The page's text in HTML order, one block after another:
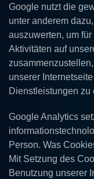
Google nutzt die
unter anderem
auszuwerten, um
Aktivitäten auf
unserer
Dienstleistungen zu
Google Analytics
Person. Was
Mit Setzung des
Benutzung unserer